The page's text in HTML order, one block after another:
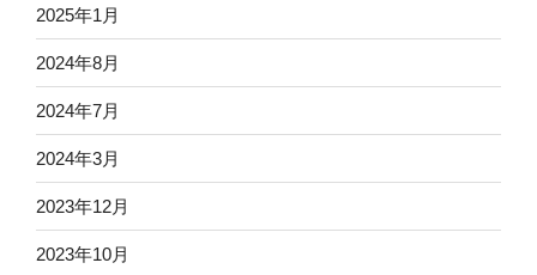
2025年1月
2024年8月
2024年7月
2024年3月
2023年12月
2023年10月